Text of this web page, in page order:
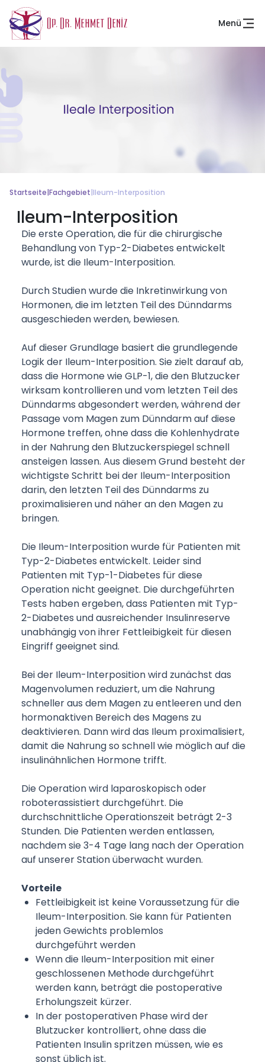
Menü
Startseite|Fachgebiet|Ileum-Interposition
Ileum-Interposition
Die erste Operation, die für die chirurgische
Behandlung von Typ-2-Diabetes entwickelt
wurde, ist die Ileum-Interposition.
Durch Studien wurde die Inkretinwirkung von
Hormonen, die im letzten Teil des Dünndarms
ausgeschieden werden, bewiesen.
Auf dieser Grundlage basiert die grundlegende
Logik der Ileum-Interposition. Sie zielt darauf ab,
dass die Hormone wie GLP-1, die den Blutzucker
wirksam kontrollieren und vom letzten Teil des
Dünndarms abgesondert werden, während der
Passage vom Magen zum Dünndarm auf diese
Hormone treffen, ohne dass die Kohlenhydrate
in der Nahrung den Blutzuckerspiegel schnell
ansteigen lassen. Aus diesem Grund besteht der
wichtigste Schritt bei der Ileum-Interposition
darin, den letzten Teil des Dünndarms zu
proximalisieren und näher an den Magen zu
bringen.
Die Ileum-Interposition wurde für Patienten mit
Typ-2-Diabetes entwickelt. Leider sind
Patienten mit Typ-1-Diabetes für diese
Operation nicht geeignet. Die durchgeführten
Tests haben ergeben, dass Patienten mit Typ-
2-Diabetes und ausreichender Insulinreserve
unabhängig von ihrer Fettleibigkeit für diesen
Eingriff geeignet sind.
Bei der Ileum-Interposition wird zunächst das
Magenvolumen reduziert, um die Nahrung
schneller aus dem Magen zu entleeren und den
hormonaktiven Bereich des Magens zu
deaktivieren. Dann wird das Ileum proximalisiert,
damit die Nahrung so schnell wie möglich auf die
insulinähnlichen Hormone trifft.
Die Operation wird laparoskopisch oder
roboterassistiert durchgeführt. Die
durchschnittliche Operationszeit beträgt 2-3
Stunden. Die Patienten werden entlassen,
nachdem sie 3-4 Tage lang nach der Operation
auf unserer Station überwacht wurden.
Vorteile
Fettleibigkeit ist keine Voraussetzung für die
Ileum-Interposition. Sie kann für Patienten
jeden Gewichts problemlos
durchgeführt werden
Wenn die Ileum-Interposition mit einer
geschlossenen Methode durchgeführt
werden kann, beträgt die postoperative
Erholungszeit kürzer.
In der postoperativen Phase wird der
Blutzucker kontrolliert, ohne dass die
Patienten Insulin spritzen müssen, wie es
sonst üblich ist.